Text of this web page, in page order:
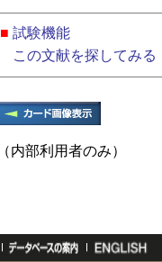
■ 試験機能
この文献を探してみる
（内部利用者のみ）